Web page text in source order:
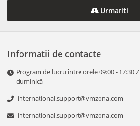
Urmariti
Informatii de contacte
Program de lucru între orele 09:00 - 17:30
duminică
international.support@vmzona.com
international.support@vmzona.com